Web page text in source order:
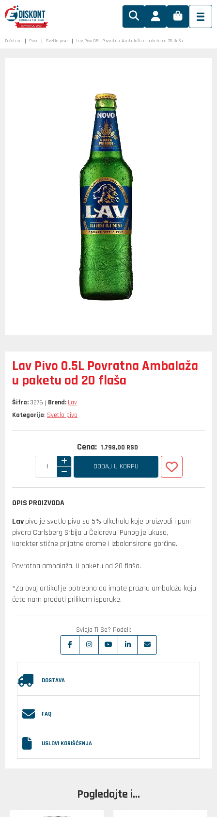
Početna Pivo Svetlo pivo Lav Pivo 0.5L Povratna Ambalaža u paketu od 20 flaša
Lav Pivo 0.5L Povratna Ambalaža
u paketu od 20 flaša
Šifra: 3276 Brend: Lav
Kategorija: Svetlo pivo
Cena: 1.798,00 RSD
DODAJ U KORPU
OPIS PROIZVODA
Lav pivo je svetlo pivo sa 5% alkohola koje proizvodi i puni
pivara Carlsberg Srbija u Čelarevu. Punog je ukusa,
karakteristične prijatne arome i izbalansirane gorčine.
Povratna ambalaža. U paketu od 20 flaša.
*Za ovaj artikal je potrebno da imate praznu ambalažu koju
ćete nam predati prilikom isporuke.
Svidja Ti Se? Podeli:
DOSTAVA
FAQ
USLOVI KORIŠĆENJA
Pogledajte i...